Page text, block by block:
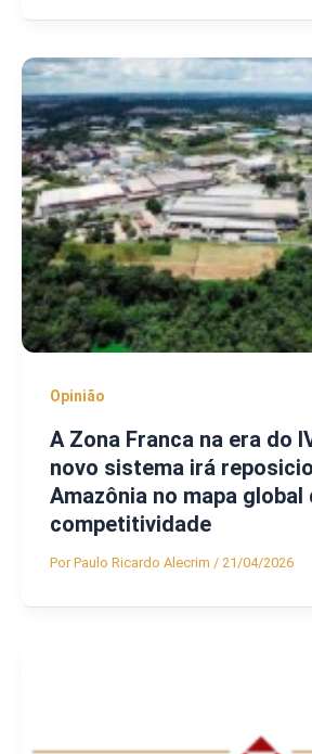
Opinião
A Zona Franca na era do
novo sistema irá
Amazônia no mapa global
competitividade
PorPaulo Ricardo Alecrim / 21/04/2026